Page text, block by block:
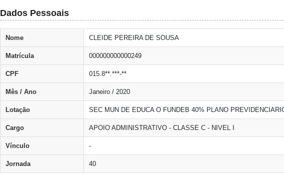
Dados Pessoais
Nome CLEIDE PEREIRA DE SOUSA
Matrícula 000000000000249
CPF 015.8**.***-**
Mês / Ano Janeiro / 2020
Lotação SEC MUN DE EDUCA O FUNDEB 40% PLANO
Cargo APOIO ADMINISTRATIVO - CLASSE C - NIVEL I
Vínculo -
Jornada 40